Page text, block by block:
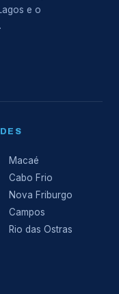
e o
Macaé
Cabo Frio
Nova Friburgo
Campos
Rio das Ostras